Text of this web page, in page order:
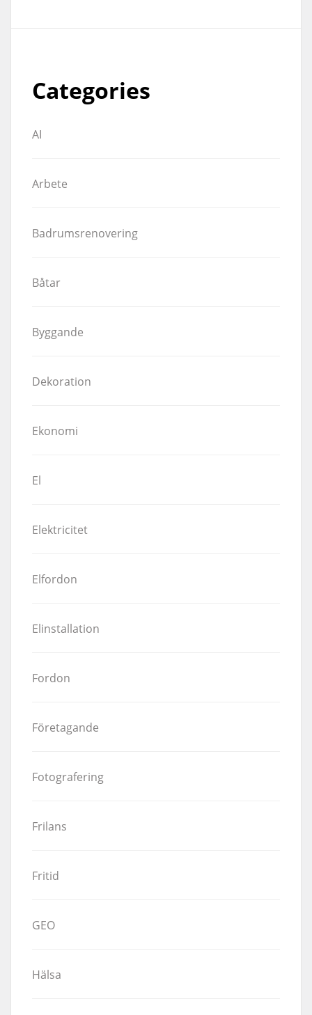
Categories
AI
Arbete
Badrumsrenovering
Båtar
Byggande
Dekoration
Ekonomi
El
Elektricitet
Elfordon
Elinstallation
Fordon
Företagande
Fotografering
Frilans
Fritid
GEO
Hälsa